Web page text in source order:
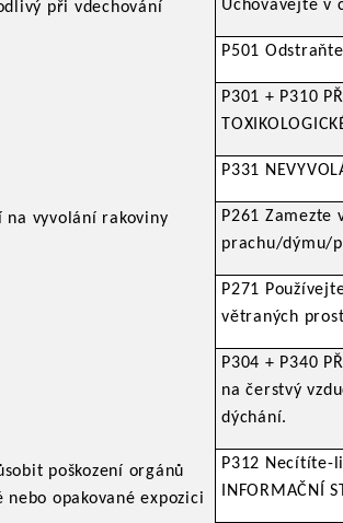
při vdechování
na vyvolání rakoviny
poškození orgánů
nebo opakované expozici
Uchovávejte v
P501
P301 + P310
P331
P261 Zamezte
prachu/dýmu/
P271
větraných
P304 + P340
na čerstvý
dýchání.
P312 Necítíte-li
INFORMAČNÍ